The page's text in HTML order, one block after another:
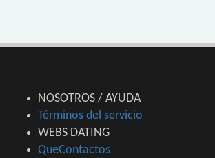
NOSOTROS / AYUDA
Términos del servicio
WEBS DATING
QueContactos